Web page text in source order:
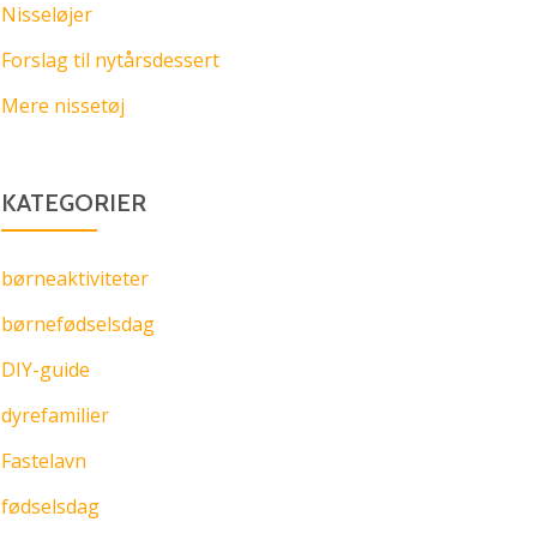
Nisseløjer
Forslag til nytårsdessert
Mere nissetøj
KATEGORIER
børneaktiviteter
børnefødselsdag
DIY-guide
dyrefamilier
Fastelavn
fødselsdag